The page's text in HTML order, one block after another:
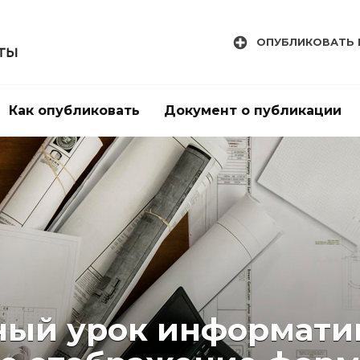
ОПУБЛИКОВАТЬ
Как опубликовать Документ о публикации
урок